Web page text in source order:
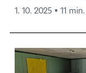
1. 10. 2025 ▪ 11